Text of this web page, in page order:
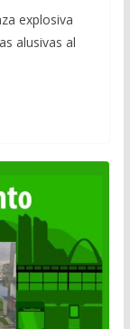
explosiva
alusivas al